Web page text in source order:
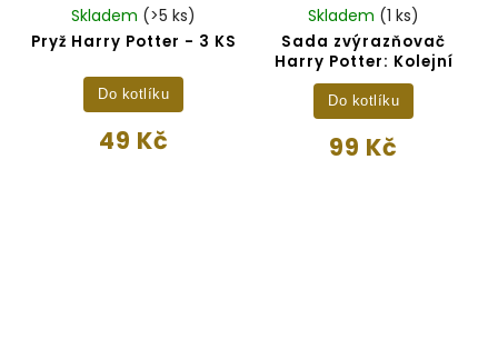
Pryž Harry Potter - 3 KS
Skladem (>5 ks)
49 Kč
Do kotlíku
Sada zvýrazňovač
Harry Potter: Kolejní
Skladem (1 ks)
99 Kč
Do kotlíku